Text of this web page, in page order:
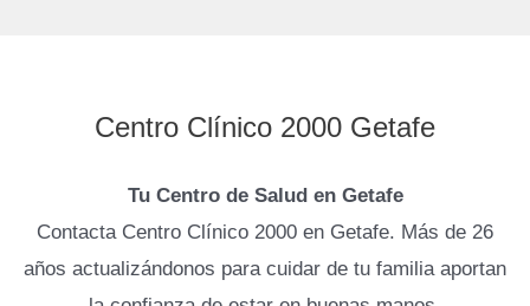
Centro Clínico 2000 Getafe
Tu Centro de Salud en Getafe
Contacta Centro Clínico 2000 en Getafe. Más de 26
años actualizándonos para cuidar de tu familia aportan